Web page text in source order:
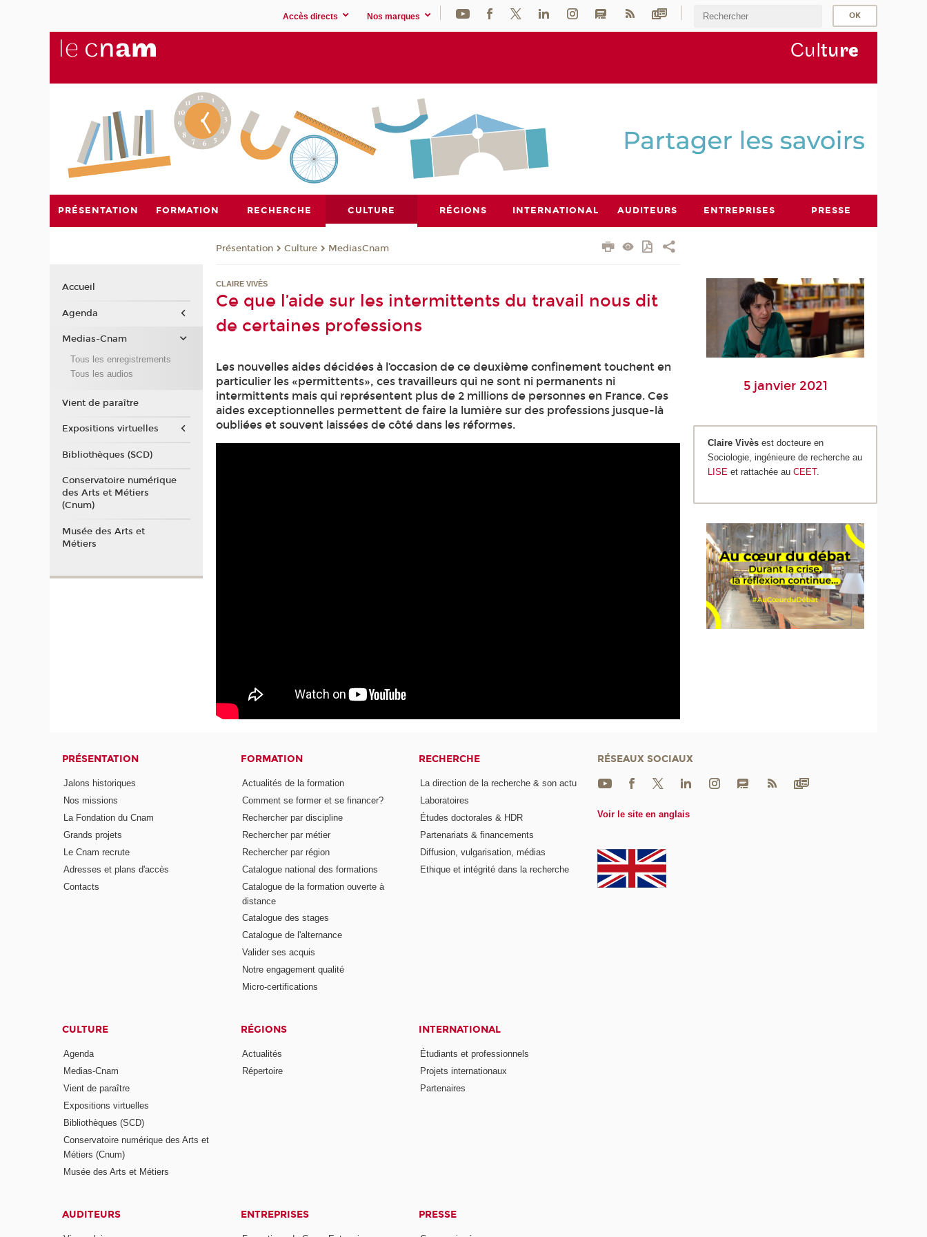
Accès directs Nos marques
Culture
PRÉSENTATION FORMATION RECHERCHE CULTURE RÉGIONS INTERNATIONAL AUDITEURS ENTREPRISES PRESSE
Présentation Culture MediasCnam
CLAIRE VIVÈS
Ce que l’aide sur les intermittents du travail nous dit
de certaines professions
Les nouvelles aides décidées à l’occasion de ce deuxième confinement touchent en
particulier les «permittents», ces travailleurs qui ne sont ni permanents ni
intermittents mais qui représentent plus de 2 millions de personnes en France. Ces
aides exceptionnelles permettent de faire la lumière sur des professions jusque-là
oubliées et souvent laissées de côté dans les réformes.
5 janvier 2021
Claire Vivès est docteure en
Sociologie, ingénieure de recherche au
LISE et rattachée auCEET.
Accueil
Agenda
Medias-Cnam
Tous les enregistrements
Tous les audios
Vient de paraître
Expositions virtuelles
Bibliothèques (SCD)
Conservatoire numérique
des Arts et Métiers
(Cnum)
Musée des Arts et
Métiers
PRÉSENTATION
Jalons historiques
Nos missions
La Fondation du Cnam
Grands projets
Le Cnam recrute
Adresses et plans d'accès
Contacts
FORMATION
Actualités de la formation
Comment se former et se financer?
Rechercher par discipline
Rechercher par métier
Rechercher par région
Catalogue national des formations
Catalogue de la formation ouverte à
distance
Catalogue des stages
Catalogue de l'alternance
Valider ses acquis
Notre engagement qualité
Micro-certifications
RECHERCHE
La direction de la recherche & son actu
Laboratoires
Études doctorales & HDR
Partenariats & financements
Diffusion, vulgarisation, médias
Ethique et intégrité dans la recherche
CULTURE
Agenda
Medias-Cnam
Vient de paraître
Expositions virtuelles
Bibliothèques (SCD)
Conservatoire numérique des Arts et
Métiers (Cnum)
Musée des Arts et Métiers
RÉGIONS
Actualités
Répertoire
INTERNATIONAL
Étudiants et professionnels
Projets internationaux
Partenaires
AUDITEURS ENTREPRISES PRESSE
RÉSEAUX SOCIAUX
Voir le site en anglais